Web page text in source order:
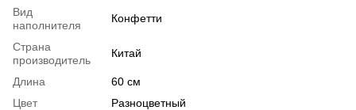
Вид
наполнителя
Конфетти
Страна
производитель
Китай
Длина
60 см
Цвет
Разноцветный